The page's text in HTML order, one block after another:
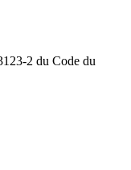
2 du Code du